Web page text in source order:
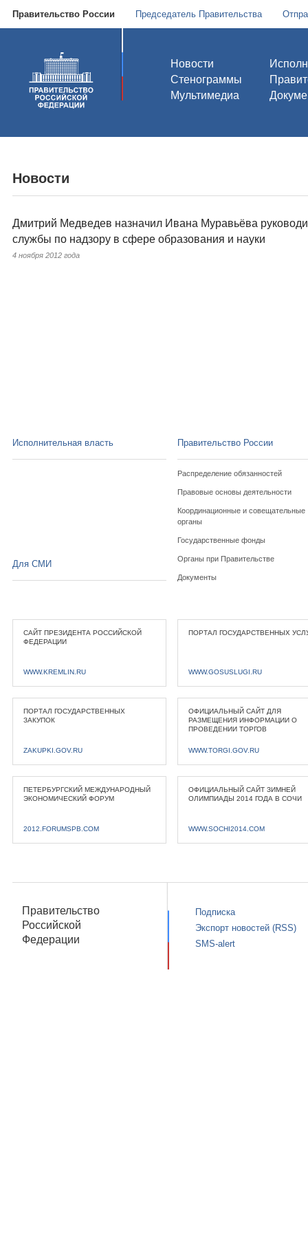
Правительство России Председатель Правительства
Новости
Стенограммы
Мультимедиа
Новости
Дмитрий Медведев назначил Ивана Муравьёва
службы по надзору в сфере образования и науки
4 ноября 2012 года
Исполнительная власть Правительство России
Распределение обязанностей
Правовые основы деятельности
Координационные и совещательные
органы
Государственные фонды
Органы при Правительстве
Документы
Для СМИ
САЙТ ПРЕЗИДЕНТА РОССИЙСКОЙ
ФЕДЕРАЦИИ
WWW.KREMLIN.RU
ПОРТАЛ ГОСУДАРСТВЕННЫХ
WWW.GOSUSLUGI.RU
ПОРТАЛ ГОСУДАРСТВЕННЫХ
ЗАКУПОК
ZAKUPKI.GOV.RU
ОФИЦИАЛЬНЫЙ САЙТ ДЛЯ
РАЗМЕЩЕНИЯ ИНФОРМАЦИИ О
ПРОВЕДЕНИИ ТОРГОВ
WWW.TORGI.GOV.RU
ПЕТЕРБУРГСКИЙ МЕЖДУНАРОДНЫЙ
ЭКОНОМИЧЕСКИЙ ФОРУМ
2012.FORUMSPB.COM
ОФИЦИАЛЬНЫЙ САЙТ ЗИМНЕЙ
ОЛИМПИАДЫ 2014 ГОДА В СОЧИ
WWW.SOCHI2014.COM
Правительство
Российской
Федерации
Подписка
Экспорт новостей (RSS)
SMS-alert